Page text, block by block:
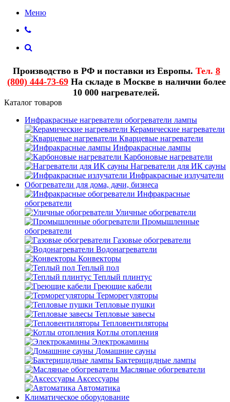
Меню
Производство в РФ и поставки из Европы. Тел. 8
(800) 444-73-69На складе в Москве в наличии более
10 000 нагревателей.
Каталог товаров
Инфракрасные нагреватели обогреватели лампы
Керамические нагреватели
Кварцевые нагреватели
Инфракрасные лампы
Карбоновые нагреватели
Нагреватели для ИК сауны
Инфракрасные излучатели
Обогреватели для дома, дачи, бизнеса
Инфракрасные
обогреватели
Уличные обогреватели
Промышленные
обогреватели
Газовые обогреватели
Водонагреватели
Конвекторы
Теплый пол
Теплый плинтус
Греющие кабели
Терморегуляторы
Тепловые пушки
Тепловые завесы
Тепловентиляторы
Котлы отопления
Электрокамины
Домашние сауны
Бактерицидные лампы
Масляные обогреватели
Аксессуары
Автоматика
Климатическое оборудование